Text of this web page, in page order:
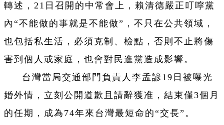
轉述，21日召開的中常會上，賴清德嚴正叮嚀黨
內“不能做的事就是不能做”，不只在公共領域，
也包括私生活，必須克制、檢點，否則不止將傷
害到個人或家庭，也會對民進黨造成影響。
台灣當局交通部門負責人李孟諺19日被曝光
婚外情，立刻公開道歉且請辭獲准，結束僅3個月
的任期，成為74年來台灣最短命的“交長”。